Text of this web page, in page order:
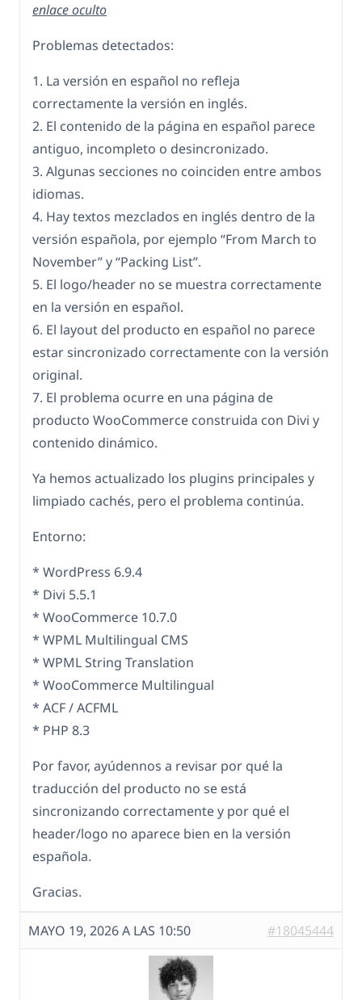
enlace oculto
Problemas detectados:
1. La versión en español no refleja
correctamente la versión en inglés.
2. El contenido de la página en español parece
antiguo, incompleto o desincronizado.
3. Algunas secciones no coinciden entre ambos
idiomas.
4. Hay textos mezclados en inglés dentro de la
versión española, por ejemplo “From March to
November” y “Packing List”.
5. El logo/header no se muestra correctamente
en la versión en español.
6. El layout del producto en español no parece
estar sincronizado correctamente con la versión
original.
7. El problema ocurre en una página de
producto WooCommerce construida con Divi y
contenido dinámico.
Ya hemos actualizado los plugins principales y
limpiado cachés, pero el problema continúa.
Entorno:
* WordPress 6.9.4
* Divi 5.5.1
* WooCommerce 10.7.0
* WPML Multilingual CMS
* WPML String Translation
* WooCommerce Multilingual
* ACF / ACFML
* PHP 8.3
Por favor, ayúdennos a revisar por qué la
traducción del producto no se está
sincronizando correctamente y por qué el
header/logo no aparece bien en la versión
española.
Gracias.
MAYO 19, 2026 A LAS 10:50 #18045444